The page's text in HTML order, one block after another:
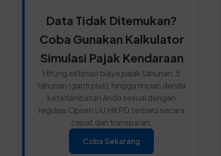
Data Tidak Ditemukan?
Coba Gunakan Kalkulator
Simulasi Pajak Kendaraan
Hitung estimasi biaya pajak tahunan, 5
tahunan (ganti plat), hingga rincian denda
keterlambatan Anda sesuai dengan
regulasi Opsen UU HKPD terbaru secara
cepat dan transparan.
Coba Sekarang